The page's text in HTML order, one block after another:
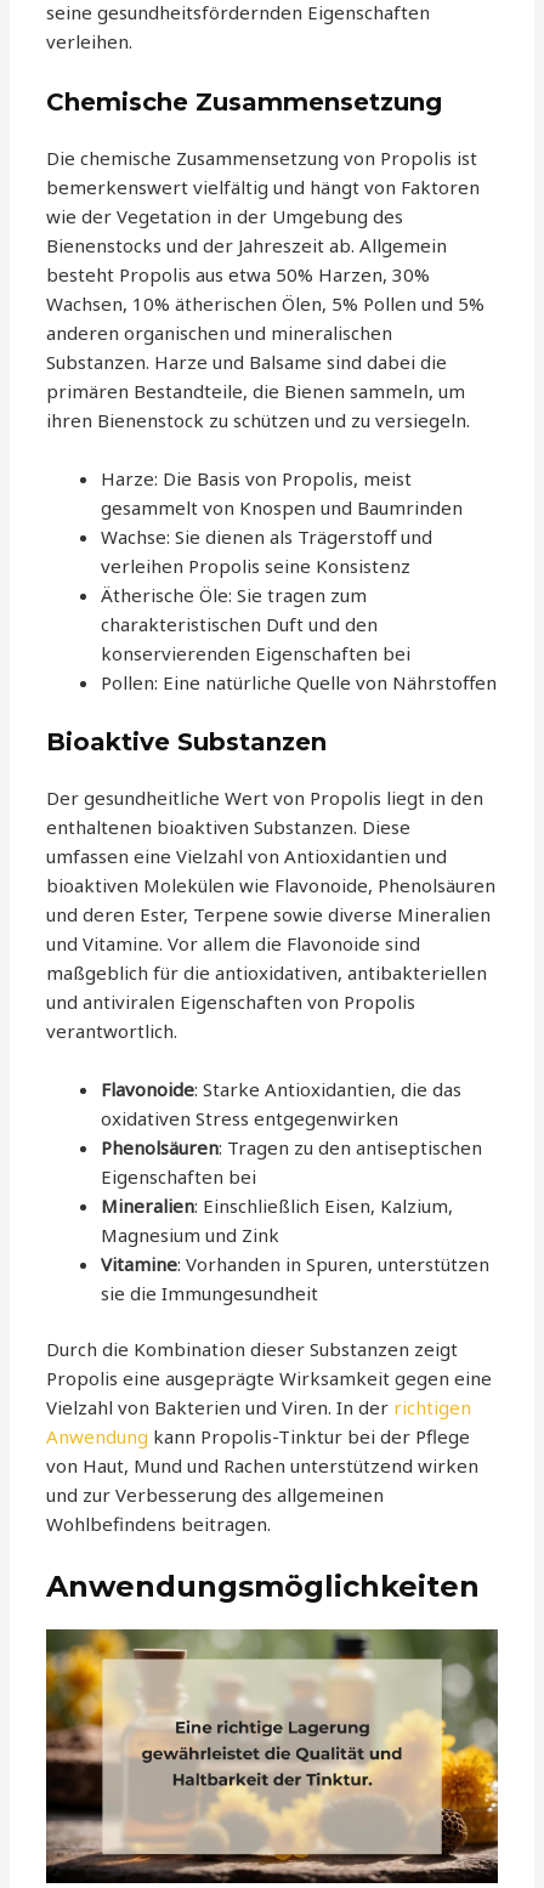
seine gesundheitsfördernden Eigenschaften
verleihen.
Chemische Zusammensetzung
Die chemische Zusammensetzung von Propolis ist
bemerkenswert vielfältig und hängt von Faktoren
wie der Vegetation in der Umgebung des
Bienenstocks und der Jahreszeit ab. Allgemein
besteht Propolis aus etwa 50% Harzen, 30%
Wachsen, 10% ätherischen Ölen, 5% Pollen und 5%
anderen organischen und mineralischen
Substanzen. Harze und Balsame sind dabei die
primären Bestandteile, die Bienen sammeln, um
ihren Bienenstock zu schützen und zu versiegeln.
Harze: Die Basis von Propolis, meist
gesammelt von Knospen und Baumrinden
Wachse: Sie dienen als Trägerstoff und
verleihen Propolis seine Konsistenz
Ätherische Öle: Sie tragen zum
charakteristischen Duft und den
konservierenden Eigenschaften bei
Pollen: Eine natürliche Quelle von Nährstoffen
Bioaktive Substanzen
Der gesundheitliche Wert von Propolis liegt in den
enthaltenen bioaktiven Substanzen. Diese
umfassen eine Vielzahl von Antioxidantien und
bioaktiven Molekülen wie Flavonoide, Phenolsäuren
und deren Ester, Terpene sowie diverse Mineralien
und Vitamine. Vor allem die Flavonoide sind
maßgeblich für die antioxidativen, antibakteriellen
und antiviralen Eigenschaften von Propolis
verantwortlich.
Flavonoide: Starke Antioxidantien, die das
oxidativen Stress entgegenwirken
Phenolsäuren: Tragen zu den antiseptischen
Eigenschaften bei
Mineralien: Einschließlich Eisen, Kalzium,
Magnesium und Zink
Vitamine: Vorhanden in Spuren, unterstützen
sie die Immungesundheit
Durch die Kombination dieser Substanzen zeigt
Propolis eine ausgeprägte Wirksamkeit gegen eine
Vielzahl von Bakterien und Viren. In der richtigen
Anwendung kann Propolis-Tinktur bei der Pflege
von Haut, Mund und Rachen unterstützend wirken
und zur Verbesserung des allgemeinen
Wohlbefindens beitragen.
Anwendungsmöglichkeiten